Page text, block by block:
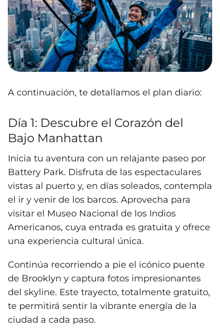
A continuación, te detallamos el plan diario:
Día 1: Descubre el Corazón del
Bajo Manhattan
Inicia tu aventura con un relajante paseo por
Battery Park. Disfruta de las espectaculares
vistas al puerto y, en días soleados, contempla
el ir y venir de los barcos. Aprovecha para
visitar el Museo Nacional de los Indios
Americanos, cuya entrada es gratuita y ofrece
una experiencia cultural única.
Continúa recorriendo a pie el icónico puente
de Brooklyn y captura fotos impresionantes
del skyline. Este trayecto, totalmente gratuito,
te permitirá sentir la vibrante energía de la
ciudad a cada paso.